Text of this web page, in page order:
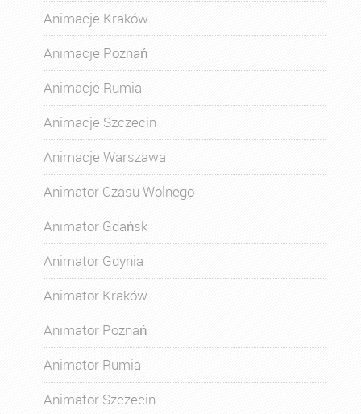
Animacje Kraków
Animacje Poznań
Animacje Rumia
Animacje Szczecin
Animacje Warszawa
Animator Czasu Wolnego
Animator Gdańsk
Animator Gdynia
Animator Kraków
Animator Poznań
Animator Rumia
Animator Szczecin